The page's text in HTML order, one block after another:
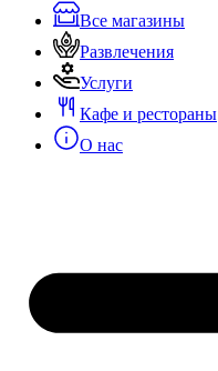
Все магазины
Развлечения
Услуги
Кафе и рестораны
О нас